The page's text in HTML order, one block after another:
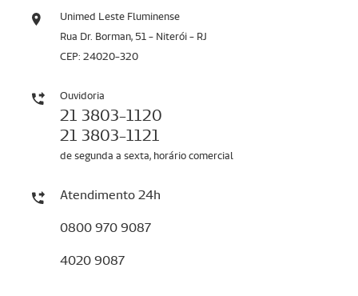
Unimed Leste Fluminense
Rua Dr. Borman, 51 - Niterói - RJ
CEP: 24020-320
Ouvidoria
21 3803-1120
21 3803-1121
de segunda a sexta, horário comercial
Atendimento 24h
0800 970 9087
4020 9087